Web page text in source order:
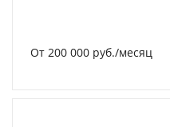
От 200 000 руб./месяц